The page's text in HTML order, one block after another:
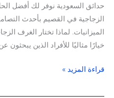
حدائق السعودية نوفر لك أفضل
الزجاجية في القصيم بأحدث
الميزانيات. لماذا تختار الغرف
خيارًا مثاليًا للأفراد الذين
قراءة المزيد »